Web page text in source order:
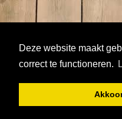
Deze website maakt
correct te functioneren.